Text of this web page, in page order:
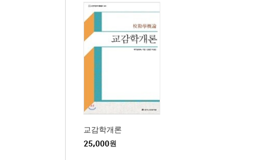
제1절 장구：단락 구분과 구조 분석의 목적
제2절 단락 구분과 구조 분석의 방법
제3절 동한：주석의 번역
제5절 당：경전 주석의 통일과 ‘문선학’의 형성
교감학개론
25,000원